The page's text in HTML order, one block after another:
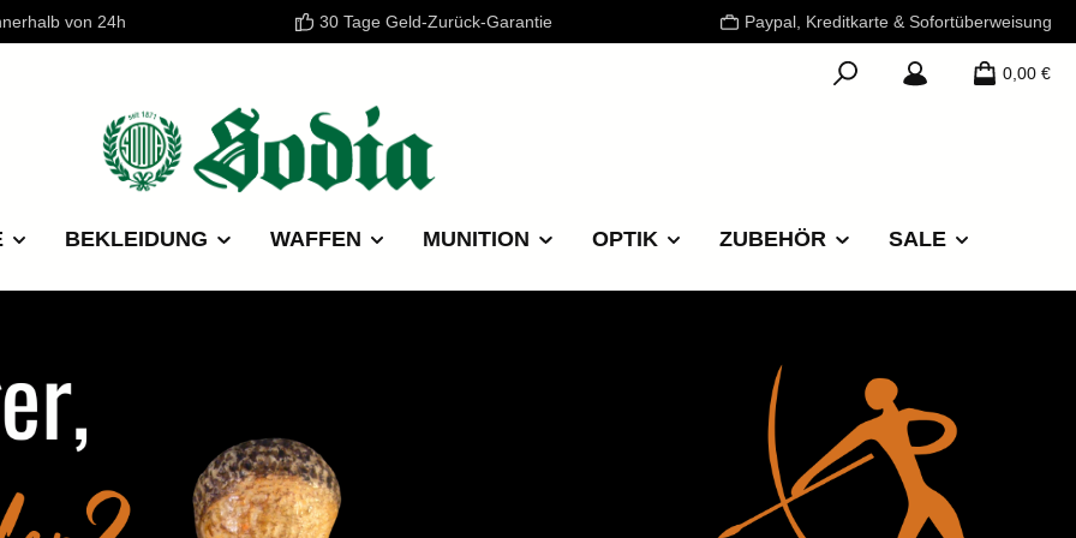
von 24h 30 Tage Geld-Zurück-Garantie Paypal, Kreditkarte & Sofortüberweisung
0,00 €
BEKLEIDUNG WAFFEN MUNITION OPTIK ZUBEHÖR SALE